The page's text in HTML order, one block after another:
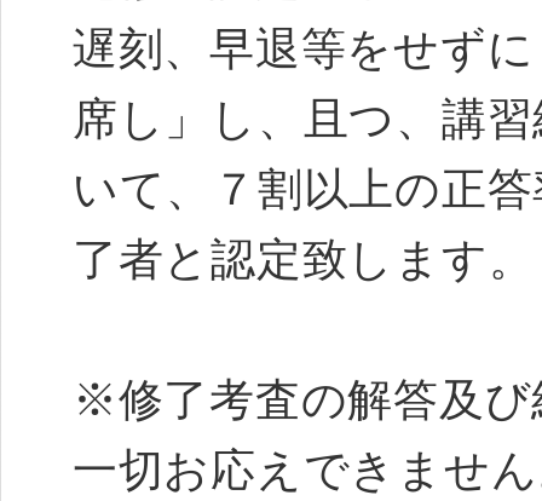
遅刻、早退等をせず
席し」し、且つ、講
いて、７割以上の正
了者と認定致します
※修了考査の解答及
一切お応えできませ